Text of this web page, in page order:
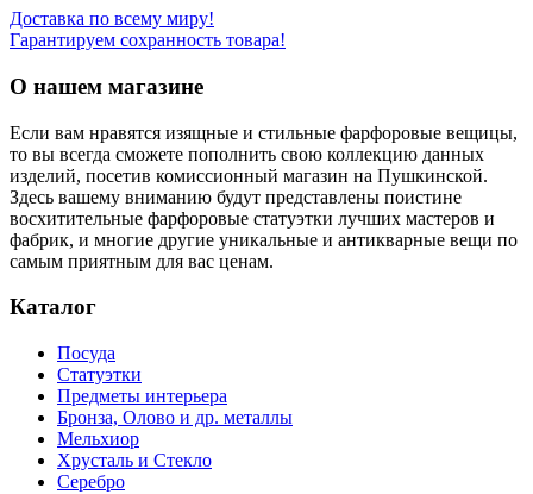
Доставка по всему миру!
Гарантируем сохранность товара!
О нашем магазине
Если вам нравятся изящные и стильные фарфоровые вещицы,
то вы всегда сможете пополнить свою коллекцию данных
изделий, посетив комиссионный магазин на Пушкинской.
Здесь вашему вниманию будут представлены поистине
восхитительные фарфоровые статуэтки лучших мастеров и
фабрик, и многие другие уникальные и антикварные вещи по
самым приятным для вас ценам.
Каталог
Посуда
Статуэтки
Предметы интерьера
Бронза, Олово и др. металлы
Мельхиор
Хрусталь и Стекло
Серебро